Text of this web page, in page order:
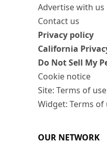
Advertise with us
Contact us
Privacy policy
California
Do Not Sell My
Cookie notice
Site: Terms of use
Widget: Terms of
OUR NETWORK